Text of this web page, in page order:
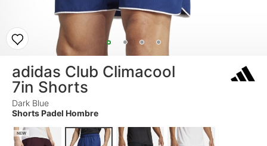
adidas Club Climacool
7in Shorts
Dark Blue
Shorts Padel Hombre
NEW